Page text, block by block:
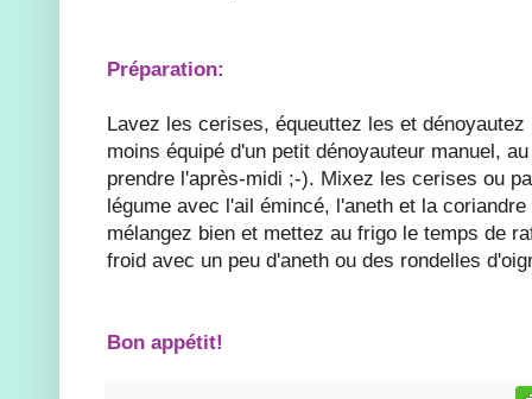
Préparation:
Lavez les cerises, équeuttez les et
moins équipé d'un petit dénoyauteur manuel,
prendre l'après-midi ;-). Mixez les cerises ou
légume avec l'ail émincé, l'aneth et la
mélangez bien et mettez au frigo le temps de
froid avec un peu d'aneth ou des rondelles
Bon appétit!